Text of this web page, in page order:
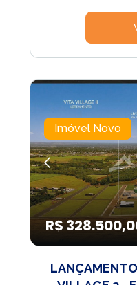
Imóvel Novo
R$